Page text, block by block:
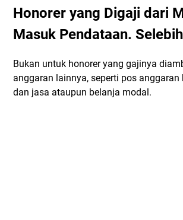
Honorer yang Digaji dari
Masuk Pendataan.
Bukan untuk honorer yang gajinya
anggaran lainnya, seperti pos anggaran
dan jasa ataupun belanja modal.